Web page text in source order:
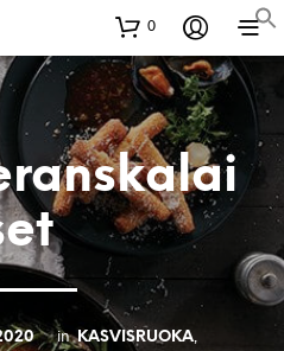
0
in KASVISRUOKA,